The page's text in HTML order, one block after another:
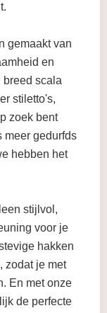
gemaakt van
en
breed scala
stiletto's,
zoek bent
meer gedurfds
hebben het
stijlvol,
voor je
hakken
zodat je met
En met onze
de perfecte